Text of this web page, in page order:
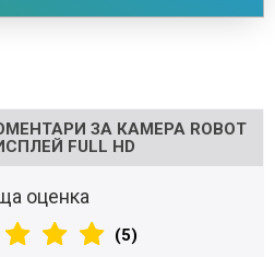
ЗА КАМЕРА ROBOT
FULL HD
оценка
(5)